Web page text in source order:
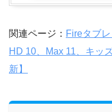
関連ページ： Fireタブ
HD 10、Max 11、キッ
新】